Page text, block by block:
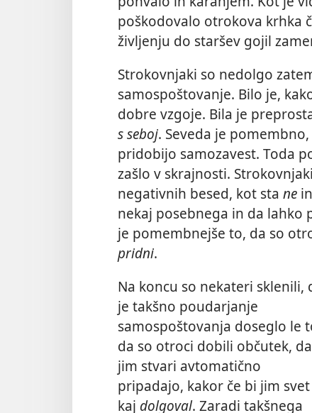
poškodovalo otrokova krhka
življenju do staršev gojil
Strokovnjaki so nedolgo
samospoštovanje. Bilo je,
dobre vzgoje. Bila je
s seboj. Seveda je
pridobijo samozavest. Toda
zašlo v skrajnosti.
negativnih besed, kot sta ne in
nekaj posebnega in da lahko
je pomembnejše to, da so
pridni.
Na koncu so nekateri sklenili,
je takšno poudarjanje
samospoštovanja doseglo le
da so otroci dobili občutek, da
jim stvari avtomatično
pripadajo, kakor če bi jim svet
kaj dolgoval. Zaradi takšnega